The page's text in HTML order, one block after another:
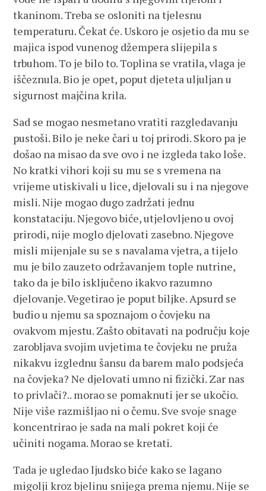
tkaninom. Treba se osloniti na tjelesnu
temperaturu. Čekat će. Uskoro je osjetio da mu se
majica ispod vunenog džempera slijepila s
trbuhom. To je bilo to. Toplina se vratila, vlaga je
iščeznula. Bio je opet, poput djeteta uljuljan u
sigurnost majčina krila.
Sad se mogao nesmetano vratiti razgledavanju
pustoši. Bilo je neke čari u toj prirodi. Skoro pa je
došao na misao da sve ovo i ne izgleda tako loše.
No kratki vihori koji su mu se s vremena na
vrijeme utiskivali u lice, djelovali su i na njegove
misli. Nije mogao dugo zadržati jednu
konstataciju. Njegovo biće, utjelovljeno u ovoj
prirodi, nije moglo djelovati zasebno. Njegove
misli mijenjale su se s navalama vjetra, a tijelo
mu je bilo zauzeto održavanjem tople nutrine,
tako da je bilo isključeno ikakvo razumno
djelovanje. Vegetirao je poput biljke. Apsurd se
budio u njemu sa spoznajom o čovjeku na
ovakvom mjestu. Zašto obitavati na području koje
zarobljava svojim uvjetima te čovjeku ne pruža
nikakvu izglednu šansu da barem malo podsjeća
na čovjeka? Ne djelovati umno ni fizički. Zar nas
to privlači?.. morao se pomaknuti jer se ukočio.
Nije više razmišljao ni o čemu. Sve svoje snage
koncentrirao je sada na mali pokret koji će
učiniti nogama. Morao se kretati.
Tada je ugledao ljudsko biće kako se lagano
migolji kroz bjelinu snijega prema njemu. Nije se